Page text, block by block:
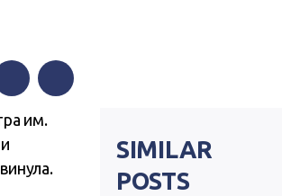
Telegram
им.
SIMILAR
POSTS